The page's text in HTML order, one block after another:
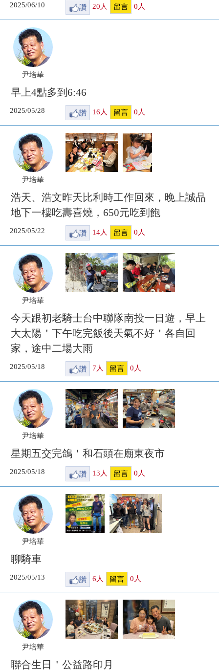
2025/06/10 讚 20 人 留言 0 人
尹培華
早上4點多到6:46
2025/05/28 讚 16 人 留言 0 人
尹培華
浩天、浩文昨天比利時工作回來，晚上誠品
地下一樓吃壽喜燒，650元吃到飽
2025/05/22 讚 14人 留言 0 人
尹培華
今天跟初老騎士台中聯隊南投一日遊，早上
大太陽＇下午吃完飯後天氣不好＇各自回
家，途中二場大雨
2025/05/18 讚 7 人 留言 0 人
尹培華
星期五交完鴿＇和石頭在廟東夜市
2025/05/18 讚 13 人 留言 0 人
尹培華
聊騎車
2025/05/13 讚 6 人 留言 0 人
尹培華
聯合生日＇公益路印月